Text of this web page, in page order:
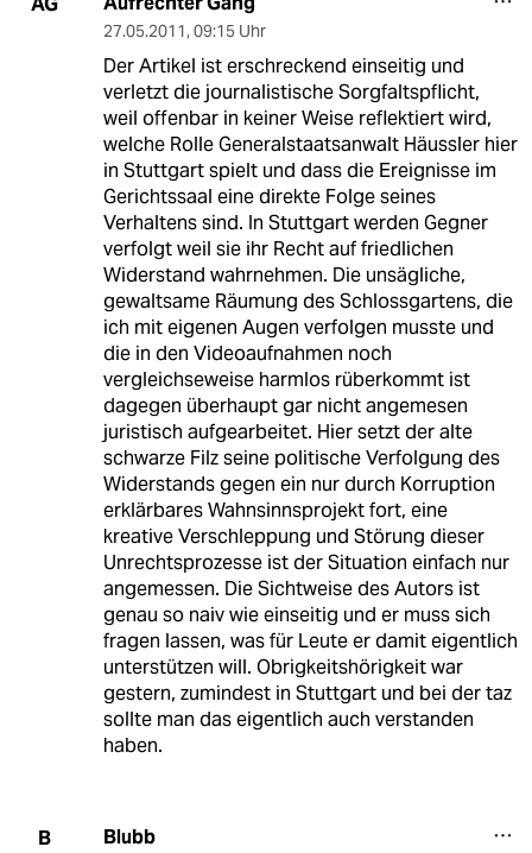
27.05.2011, 09:15 Uhr
Der Artikel ist erschreckend einseitig und
verletzt die journalistische Sorgfaltspflicht,
weil offenbar in keiner Weise reflektiert wird,
welche Rolle Generalstaatsanwalt Häussler hier
in Stuttgart spielt und dass die Ereignisse im
Gerichtssaal eine direkte Folge seines
Verhaltens sind. In Stuttgart werden Gegner
verfolgt weil sie ihr Recht auf friedlichen
Widerstand wahrnehmen. Die unsägliche,
gewaltsame Räumung des Schlossgartens, die
ich mit eigenen Augen verfolgen musste und
die in den Videoaufnahmen noch
vergleichseweise harmlos rüberkommt ist
dagegen überhaupt gar nicht angemesen
juristisch aufgearbeitet. Hier setzt der alte
schwarze Filz seine politische Verfolgung des
Widerstands gegen ein nur durch Korruption
erklärbares Wahnsinnsprojekt fort, eine
kreative Verschleppung und Störung dieser
Unrechtsprozesse ist der Situation einfach nur
angemessen. Die Sichtweise des Autors ist
genau so naiv wie einseitig und er muss sich
fragen lassen, was für Leute er damit eigentlich
unterstützen will. Obrigkeitshörigkeit war
gestern, zumindest in Stuttgart und bei der taz
sollte man das eigentlich auch verstanden
haben.
B Blubb